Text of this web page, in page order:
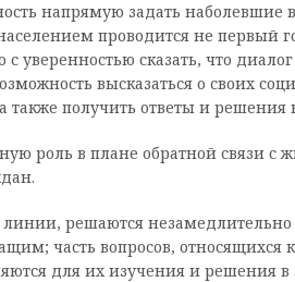
напрямую задать наболевшие
проводится не первый
сказать, что
высказаться о своих
получить ответы и решения
роль в плане обратной связи с
решаются
часть вопросов, относящихся
для их изучения и решения в